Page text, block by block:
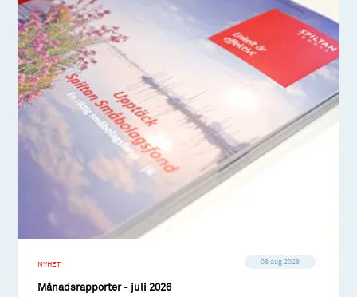
NYHET 06 aug 2026
Månadsrapporter - juli 2026